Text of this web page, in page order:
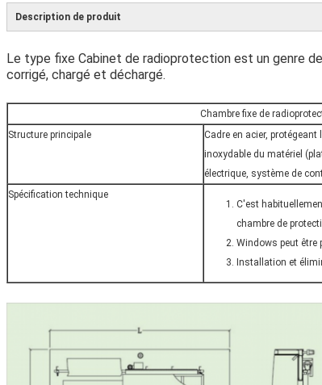
Description de produit
Le type fixe Cabinet de radioprotection est un genre
corrigé, chargé et déchargé.
Chambre fixe de
Structure principale
Cadre en acier,
inoxydable du matériel
électrique, système de
Spécification technique
C'est
chambre de
Windows peut être
Installation et